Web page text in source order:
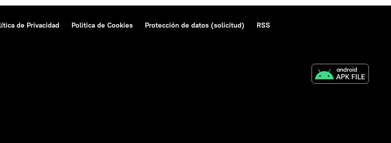
de Privacidad Politica de Cookies Protección de datos (solicitud)
RSS